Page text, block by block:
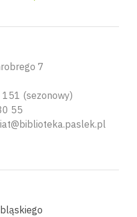
7
(sezonowy)
55